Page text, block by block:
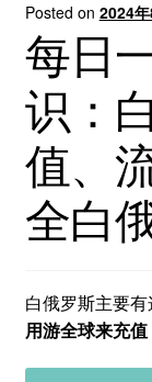
Posted on 2024
每日
识：
值、
全白
白俄罗斯主要
用游全球来充值